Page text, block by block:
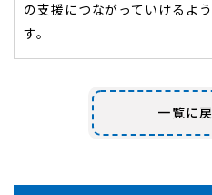
の支援につながっていけるよ
す。
一覧に